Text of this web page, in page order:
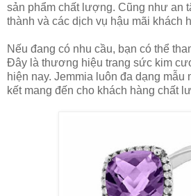
sản phẩm chất lượng. Cũng như an
thành và các dịch vụ hậu mãi khách
Nếu đang có nhu cầu, bạn có thể
Đây là thương hiệu trang sức kim
hiện nay. Jemmia luôn đa dạng mẫu
kết mang đến cho khách hàng chất